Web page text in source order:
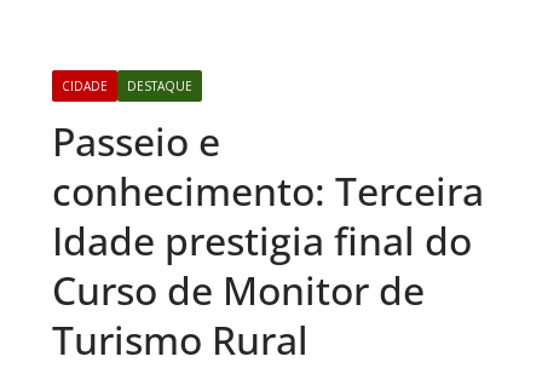
CIDADE DESTAQUE
Passeio e
conhecimento: Terceira
Idade prestigia final do
Curso de Monitor de
Turismo Rural